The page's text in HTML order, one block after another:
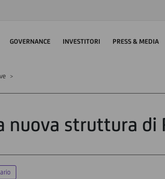
GOVERNANCE INVESTITORI PRESS & MEDIA
nuova struttura di